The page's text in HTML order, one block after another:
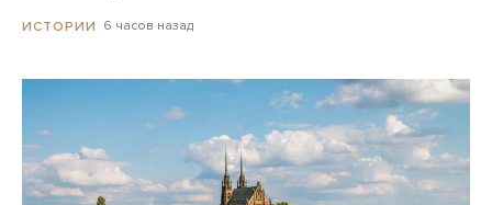
ИСТОРИИ 6 часов назад